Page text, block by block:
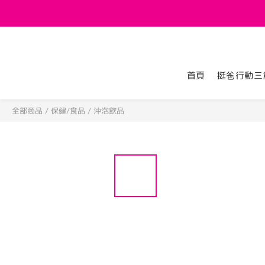
首頁 挺爸行動
全部商品 / 保健/食品 / 沖泡飲品